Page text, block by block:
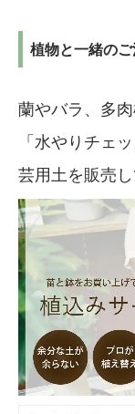
植物と一緒の
蘭やバラ、多
「水やりチェ
芸用土を販売し